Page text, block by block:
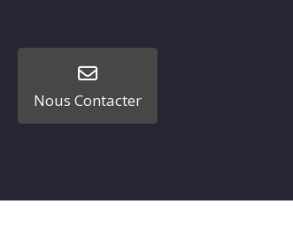
Nous Contacter